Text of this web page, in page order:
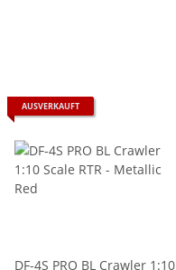
AUSVERKAUFT
DF-4S PRO BL Crawler 1:10